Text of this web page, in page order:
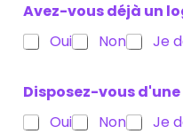
Avez-vous déjà un
Oui
Non Je
Disposez-vous
Oui
Non Je